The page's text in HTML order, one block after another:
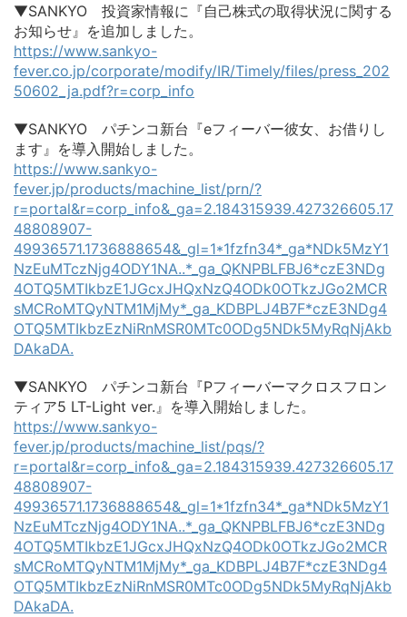
▼SANKYO 投資家情報に『自己株式の取得状況に関する
お知らせ』を追加しました。
https://www.sankyo-
fever.co.jp/corporate/modify/IR/Timely/files/press_202
50602_ja.pdf?r=corp_info
▼SANKYO パチンコ新台『eフィーバー彼女、お借りし
ます』を導入開始しました。
https://www.sankyo-
fever.jp/products/machine_list/prn/?
r=portal&r=corp_info&_ga=2.184315939.427326605.17
48808907-
49936571.1736888654&_gl=1*1fzfn34*_ga*NDk5MzY1
NzEuMTczNjg4ODY1NA..*_ga_QKNPBLFBJ6*czE3NDg
4OTQ5MTIkbzE1JGcxJHQxNzQ4ODk0OTkzJGo2MCR
sMCRoMTQyNTM1MjMy*_ga_KDBPLJ4B7F*czE3NDg4
OTQ5MTIkbzEzNiRnMSR0MTc0ODg5NDk5MyRqNjAkb
DAkaDA.
▼SANKYO パチンコ新台『Pフィーバーマクロスフロン
ティア5 LT-Light ver.』を導入開始しました。
https://www.sankyo-
fever.jp/products/machine_list/pqs/?
r=portal&r=corp_info&_ga=2.184315939.427326605.17
48808907-
49936571.1736888654&_gl=1*1fzfn34*_ga*NDk5MzY1
NzEuMTczNjg4ODY1NA..*_ga_QKNPBLFBJ6*czE3NDg
4OTQ5MTIkbzE1JGcxJHQxNzQ4ODk0OTkzJGo2MCR
sMCRoMTQyNTM1MjMy*_ga_KDBPLJ4B7F*czE3NDg4
OTQ5MTIkbzEzNiRnMSR0MTc0ODg5NDk5MyRqNjAkb
DAkaDA.